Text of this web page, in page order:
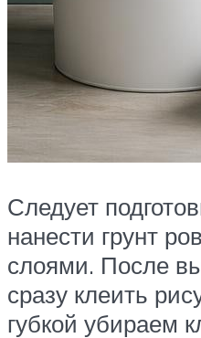
Следует
нанести грунт
слоями. После
сразу клеить
губкой убираем